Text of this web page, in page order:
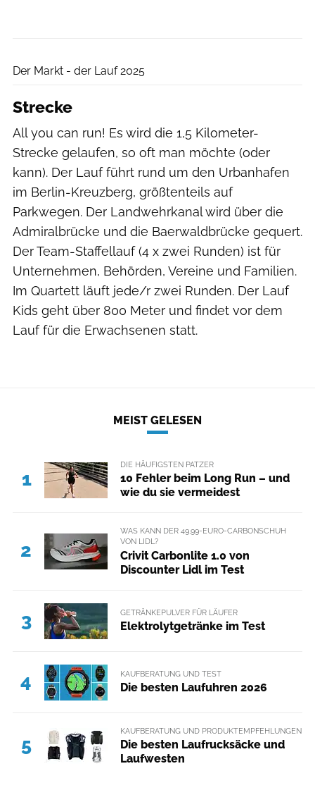
Der Markt - der Lauf 2025
Strecke
All you can run! Es wird die 1,5 Kilometer-
Strecke gelaufen, so oft man möchte (oder
kann). Der Lauf führt rund um den Urbanhafen
im Berlin-Kreuzberg, größtenteils auf
Parkwegen. Der Landwehrkanal wird über die
Admiralbrücke und die Baerwaldbrücke gequert.
Der Team-Staffellauf (4 x zwei Runden) ist für
Unternehmen, Behörden, Vereine und Familien.
Im Quartett läuft jede/r zwei Runden. Der Lauf
Kids geht über 800 Meter und findet vor dem
Lauf für die Erwachsenen statt.
MEIST GELESEN
1
DIE HÄUFIGSTEN PATZER
10 Fehler beim Long Run – und
wie du sie vermeidest
2
WAS KANN DER 49,99-EURO-CARBONSCHUH
VON LIDL?
Crivit Carbonlite 1.0 von
Discounter Lidl im Test
3 GETRÄNKEPULVER FÜR LÄUFER
Elektrolytgetränke im Test
4 KAUFBERATUNG UND TEST
Die besten Laufuhren 2026
5
KAUFBERATUNG UND PRODUKTEMPFEHLUNGEN
Die besten Laufrucksäcke und
Laufwesten